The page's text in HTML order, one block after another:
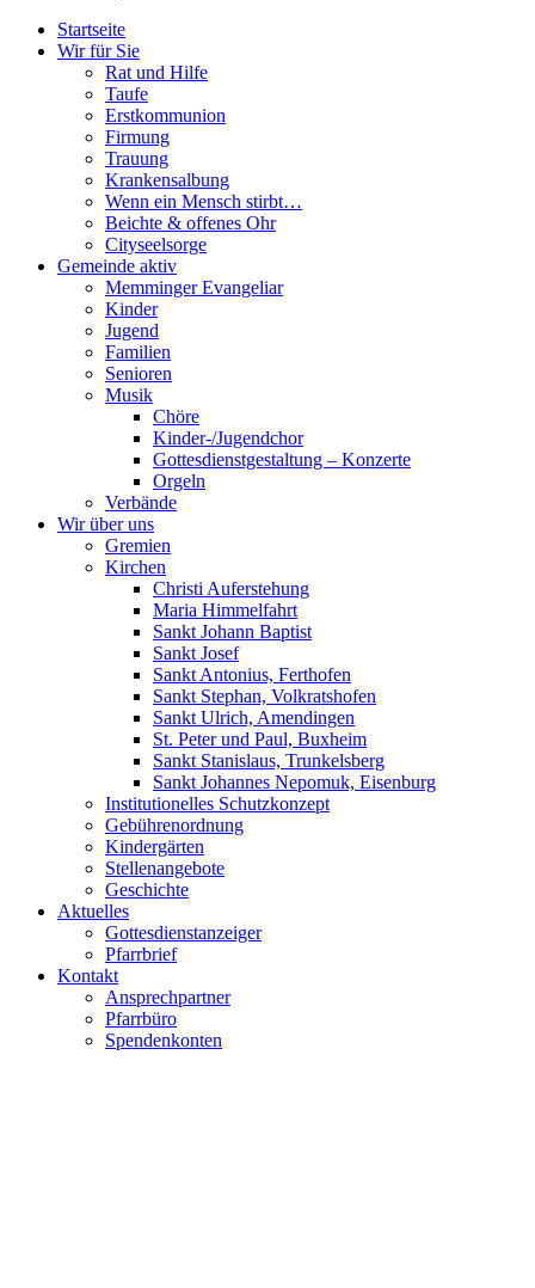
Startseite
Wir für Sie
Rat und Hilfe
Taufe
Erstkommunion
Firmung
Trauung
Krankensalbung
Wenn ein Mensch stirbt…
Beichte & offenes Ohr
Cityseelsorge
Gemeinde aktiv
Memminger Evangeliar
Kinder
Jugend
Familien
Senioren
Musik
Chöre
Kinder-/Jugendchor
Gottesdienstgestaltung – Konzerte
Orgeln
Verbände
Wir über uns
Gremien
Kirchen
Christi Auferstehung
Maria Himmelfahrt
Sankt Johann Baptist
Sankt Josef
Sankt Antonius, Ferthofen
Sankt Stephan, Volkratshofen
Sankt Ulrich, Amendingen
St. Peter und Paul, Buxheim
Sankt Stanislaus, Trunkelsberg
Sankt Johannes Nepomuk, Eisenburg
Institutionelles Schutzkonzept
Gebührenordnung
Kindergärten
Stellenangebote
Geschichte
Aktuelles
Gottesdienstanzeiger
Pfarrbrief
Kontakt
Ansprechpartner
Pfarrbüro
Spendenkonten